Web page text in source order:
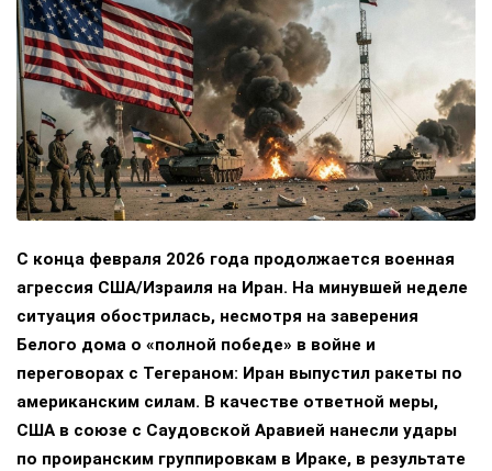
С конца февраля 2026 года продолжается военная
агрессия США/Израиля на Иран. На минувшей неделе
ситуация обострилась, несмотря на заверения
Белого дома о «полной победе» в войне и
переговорах с Тегераном: Иран выпустил ракеты по
американским силам. В качестве ответной меры,
США в союзе с Саудовской Аравией нанесли удары
по проиранским группировкам в Ираке, в результате